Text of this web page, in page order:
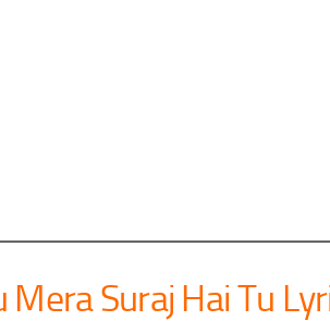
Mera Suraj Hai Tu